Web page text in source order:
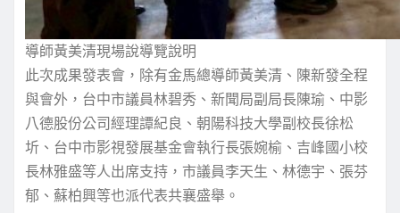
導師黃美清現場說導覽說明
此次成果發表會，除有金馬總導師黃美清、陳新發全程
與會外，台中市議員林碧秀、新聞局副局長陳瑜、中影
八德股份公司經理譚紀良、朝陽科技大學副校長徐松
圻、台中市影視發展基金會執行長張婉榆、吉峰國小校
長林雅盛等人出席支持，市議員李天生、林德宇、張芬
郁、蘇柏興等也派代表共襄盛舉。